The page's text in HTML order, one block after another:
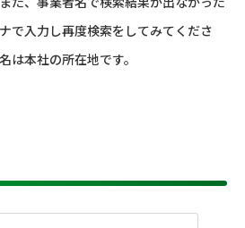
で入力し再度検索をしてみてくださ
は本社の所在地です。